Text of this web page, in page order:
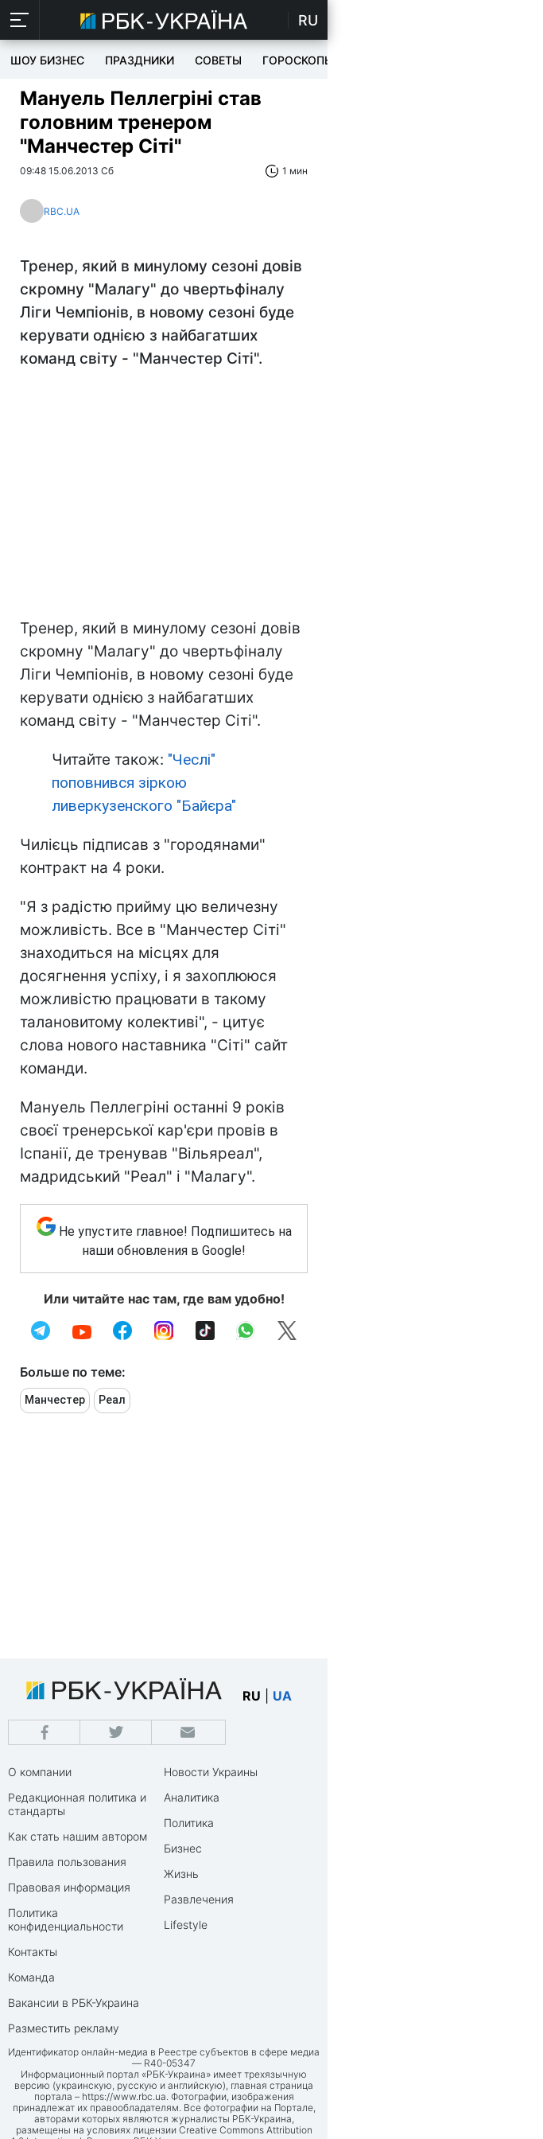
RU
ШОУ БИЗНЕС ПРАЗДНИКИ СОВЕТЫ ГОРОСКОПЫ
Мануель Пеллегріні став
головним тренером
"Манчестер Сіті"
09:48 15.06.2013 Сб 1 мин
RBC.UA
Тренер, який в минулому сезоні довів
скромну "Малагу" до чвертьфіналу
Ліги Чемпіонів, в новому сезоні буде
керувати однією з найбагатших
команд світу - "Манчестер Сіті".
Тренер, який в минулому сезоні довів
скромну "Малагу" до чвертьфіналу
Ліги Чемпіонів, в новому сезоні буде
керувати однією з найбагатших
команд світу - "Манчестер Сіті".
Читайте також: "Чеслі"
поповнився зіркою
ливеркузенского "Байєра"
Чилієць підписав з "городянами"
контракт на 4 роки.
"Я з радістю прийму цю величезну
можливість. Все в "Манчестер Сіті"
знаходиться на місцях для
досягнення успіху, і я захоплююся
можливістю працювати в такому
талановитому колективі", - цитує
слова нового наставника "Сіті" сайт
команди.
Мануель Пеллегріні останні 9 років
своєї тренерської кар'єри провів в
Іспанії, де тренував "Вільяреал",
мадридський "Реал" і "Малагу".
Не упустите главное! Подпишитесь на
наши обновления в Google!
Или читайте нас там, где вам удобно!
Больше по теме:
Манчестер Реал
RU UA
О компании
Редакционная политика и
стандарты
Как стать нашим автором
Правила пользования
Правовая информация
Политика
конфиденциальности
Контакты
Команда
Вакансии в РБК-Украина
Разместить рекламу
Новости Украины
Аналитика
Политика
Бизнес
Жизнь
Развлечения
Lifestyle
Идентификатор онлайн-медиа в Реестре субъектов в сфере медиа
— R40-05347
Информационный портал «РБК-Украина» имеет трехязычную
версию (украинскую, русскую и английскую), главная страница
портала – https://www.rbc.ua. Фотографии, изображения
принадлежат их правообладателям. Все фотографии на Портале,
авторами которых являются журналисты РБК-Украина,
размещены на условиях лицензии Creative Commons Attribution